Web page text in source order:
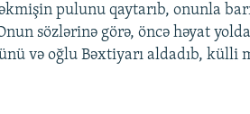
pulunu qaytarıb, onunla
sözlərinə görə, öncə həyat
və oğlu Bəxtiyarı aldadıb, külli